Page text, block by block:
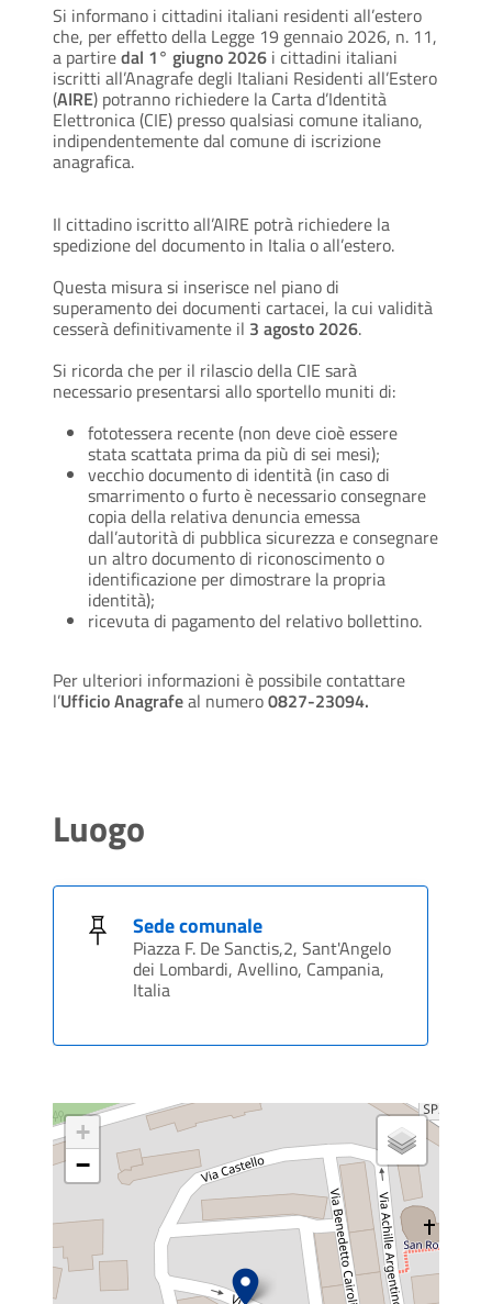
Si informano i cittadini italiani residenti all’estero
che, per effetto della Legge 19 gennaio 2026, n. 11,
a partiredal 1° giugno 2026 i cittadini italiani
iscritti all’Anagrafe degli Italiani Residenti all’Estero
(AIRE) potranno richiedere la Carta d’Identità
Elettronica (CIE) presso qualsiasi comune italiano,
indipendentemente dal comune di iscrizione
anagrafica.
Il cittadino iscritto all’AIRE potrà richiedere la
spedizione del documento in Italia o all’estero.
Questa misura si inserisce nel piano di
superamento dei documenti cartacei, la cui validità
cesserà definitivamente il 3 agosto 2026.
Si ricorda che per il rilascio della CIE sarà
necessario presentarsi allo sportello muniti di:
fototessera recente (non deve cioè essere
stata scattata prima da più di sei mesi);
vecchio documento di identità (in caso di
smarrimento o furto è necessario consegnare
copia della relativa denuncia emessa
dall’autorità di pubblica sicurezza e consegnare
un altro documento di riconoscimento o
identificazione per dimostrare la propria
identità);
ricevuta di pagamento del relativo bollettino.
Per ulteriori informazioni è possibile contattare
l’Ufficio Anagrafeal numero0827-23094.
Luogo
Sede comunale
Piazza F. De Sanctis,2, Sant'Angelo
dei Lombardi, Avellino, Campania,
Italia
+
−